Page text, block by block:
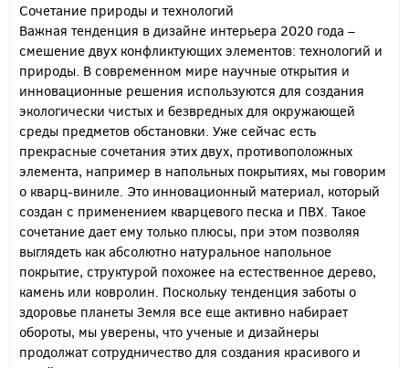
Сочетание природы и технологий
Важная тенденция в дизайне интерьера 2020 года –
смешение двух конфликтующих элементов: технологий и
природы. В современном мире научные открытия и
инновационные решения используются для создания
экологически чистых и безвредных для окружающей
среды предметов обстановки. Уже сейчас есть
прекрасные сочетания этих двух, противоположных
элемента, например в напольных покрытиях, мы говорим
о кварц-виниле. Это инновационный материал, который
создан с применением кварцевого песка и ПВХ. Такое
сочетание дает ему только плюсы, при этом позволяя
выглядеть как абсолютно натуральное напольное
покрытие, структурой похожее на естественное дерево,
камень или ковролин. Поскольку тенденция заботы о
здоровье планеты Земля все еще активно набирает
обороты, мы уверены, что ученые и дизайнеры
продолжат сотрудничество для создания красивого и